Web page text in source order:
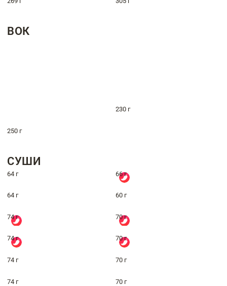
ВОК
230 г
250 г
СУШИ
64 г 66 г
64 г 60 г
74 г 70 г
74 г 70 г
74 г 70 г
74 г 70 г